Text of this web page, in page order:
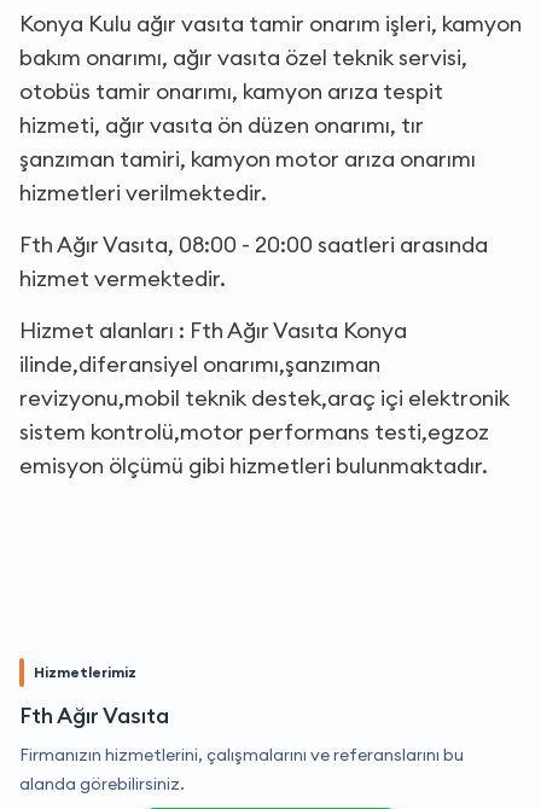
Konya Kulu ağır vasıta tamir onarım işleri, kamyon
bakım onarımı, ağır vasıta özel teknik servisi,
otobüs tamir onarımı, kamyon arıza tespit
hizmeti, ağır vasıta ön düzen onarımı, tır
şanzıman tamiri, kamyon motor arıza onarımı
hizmetleri verilmektedir.
Fth Ağır Vasıta, 08:00 - 20:00 saatleri arasında
hizmet vermektedir.
Hizmet alanları : Fth Ağır Vasıta Konya
ilinde,diferansiyel onarımı,şanzıman
revizyonu,mobil teknik destek,araç içi elektronik
sistem kontrolü,motor performans testi,egzoz
emisyon ölçümü gibi hizmetleri bulunmaktadır.
Hizmetlerimiz
Fth Ağır Vasıta
Firmanızın hizmetlerini, çalışmalarını ve referanslarını bu
alanda görebilirsiniz.